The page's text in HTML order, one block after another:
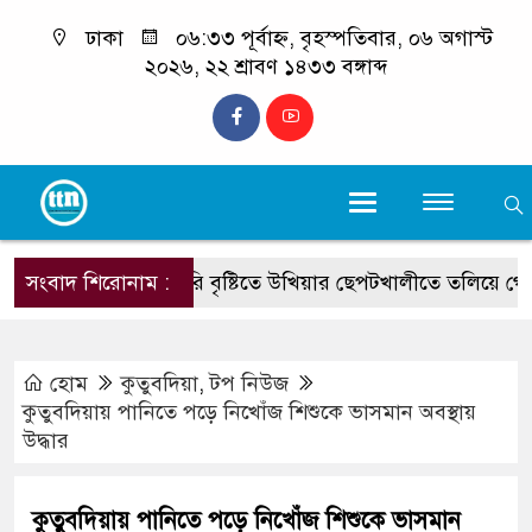
ঢাকা
০৬:৩৩ পূর্বাহ্ন, বৃহস্পতিবার, ০৬ অগাস্ট
২০২৬, ২২ শ্রাবণ ১৪৩৩ বঙ্গাব্দ
সংবাদ শিরোনাম :ভারি বৃষ্টিতে উখিয়ার ছেপটখালীতে তলিয়ে গেল
হোম কুতুবদিয়া,টপ নিউজ
কুতুবদিয়ায় পানিতে পড়ে নিখোঁজ শিশুকে ভাসমান অবস্থায়
উদ্ধার
কুতুবদিয়ায় পানিতে পড়ে নিখোঁজ শিশুকে ভাসমান